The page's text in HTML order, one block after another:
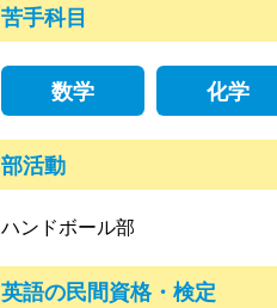
苦手科目
数学 化学
部活動
ハンドボール部
英語の民間資格・検定